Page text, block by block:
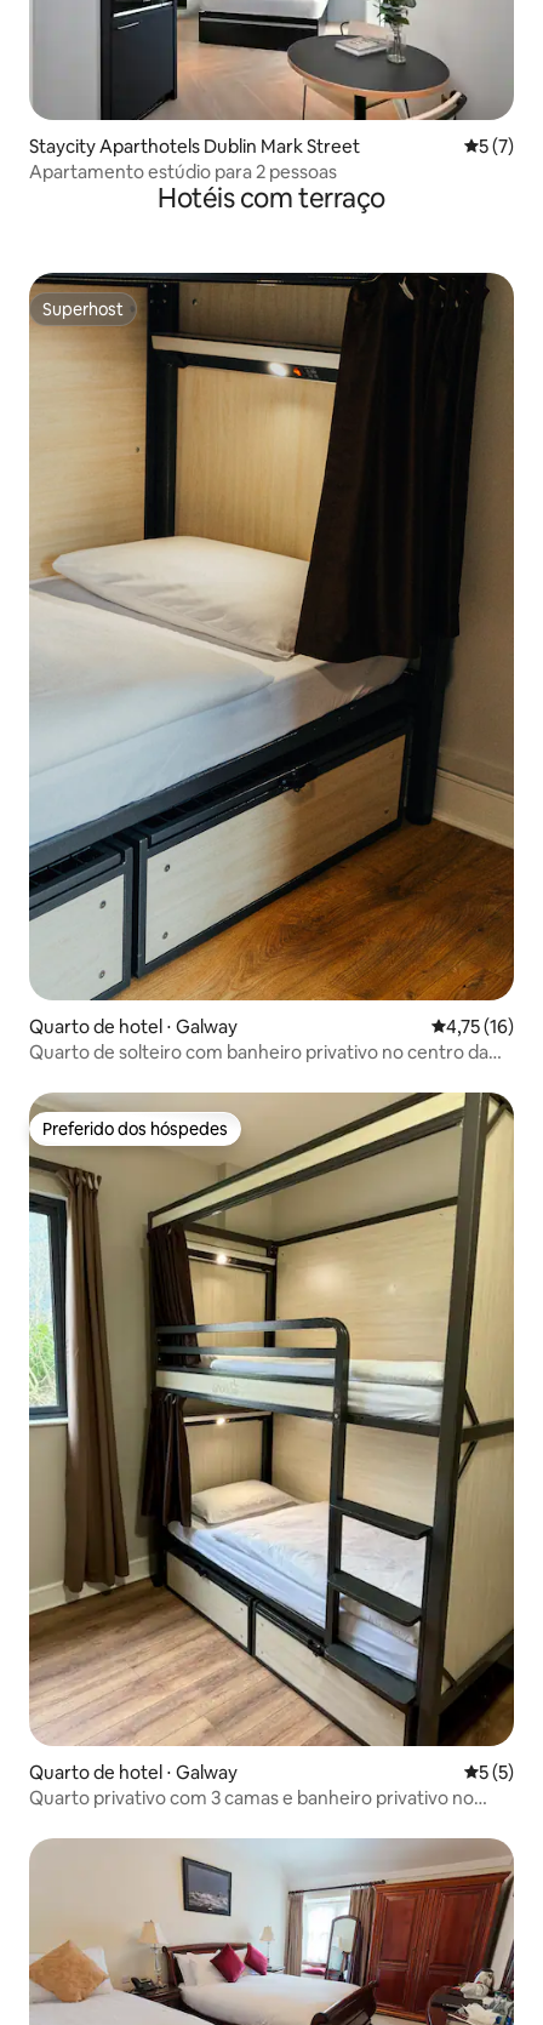
Staycity Aparthotels Dublin Mark Street 5 de
5 (7)
Apartamento estúdio para 2 pessoas
Hotéis com terraço
Superhost
Superhost
Quarto de hotel ⋅ Galway 4,75 de uma
4,75 (16)
Quarto de solteiro com banheiro privativo no centro da
Preferido dos hóspedes
Preferido dos hóspedes
Quarto de hotel ⋅ Galway 5 de
5 (5)
Quarto privativo com 3 camas e banheiro privativo no